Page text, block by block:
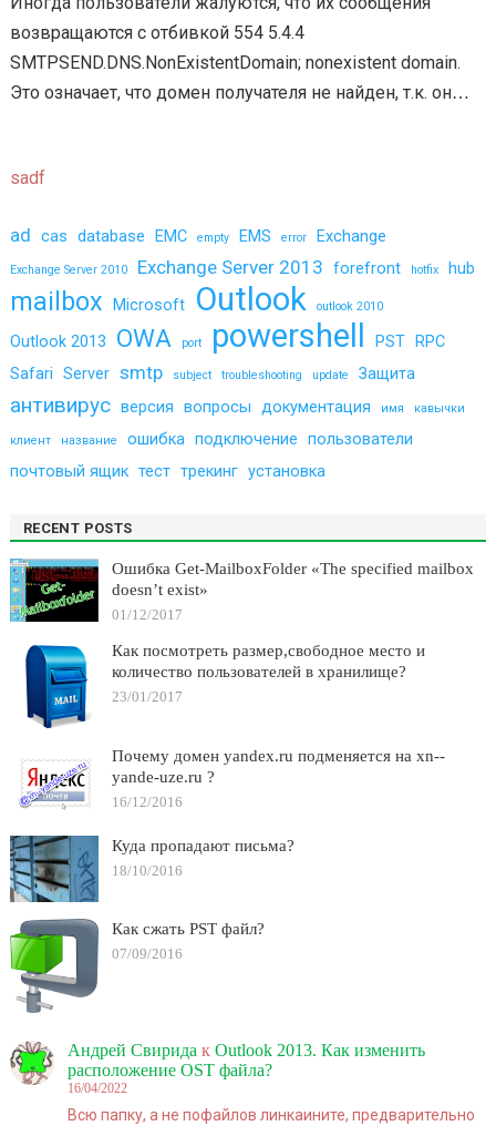
возвращаются с отбивкой 554 5.4.4
SMTPSEND.DNS.NonExistentDomain; nonexistent domain.
Это означает, что домен получателя не найден, т.к. он
подтверждают, что…
sadf
ad cas database EMC empty EMS error Exchange
Exchange Server 2010 Exchange Server 2013 forefront hotfix hub
mailbox Microsoft Outlook outlook 2010
Outlook 2013 OWA port powershell PST
RPC
Safari Server smtp subject troubleshooting update Защита
антивирус версия вопросы документация имя кавычки
клиент название ошибка подключение пользователи
почтовый ящик тест трекинг установка
RECENT POSTS
Ошибка Get-MailboxFolder «The specified mailbox
doesn’t exist»
01/12/2017
Как посмотреть размер,свободное место и
количество пользователей в хранилище?
23/01/2017
Почему домен yandex.ru подменяется на xn--
yande-uze.ru ?
16/12/2016
Куда пропадают письма?
18/10/2016
Как сжать PST файл?
07/09/2016
Андрей Свирида к Outlook 2013. Как изменить
расположение OST файла?
16/04/2022
Всю папку, а не пофайлов линкаините, предварительно